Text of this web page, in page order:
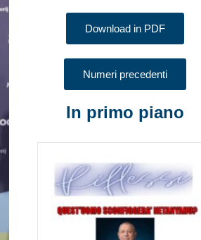
Download in PDF
Numeri precedenti
In primo piano